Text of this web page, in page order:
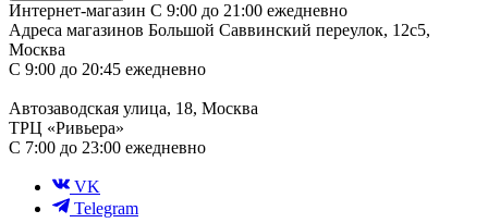
Интернет-магазин С 9:00 до 21:00 ежедневно
Адреса магазинов Большой Саввинский переулок, 12с5,
Москва
С 9:00 до 20:45 ежедневно
Автозаводская улица, 18, Москва
ТРЦ «Ривьера»
С 7:00 до 23:00 ежедневно
VK
Telegram